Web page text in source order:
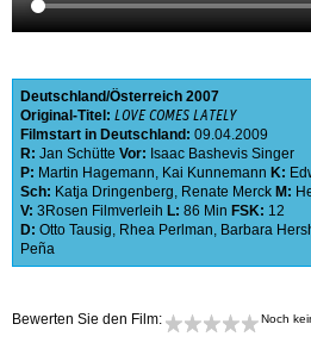
Deutschland Österreich 2007
Original-Titel: LOVE COMES LATELY
Filmstart in Deutschland: 09.04.2009
R: Jan Schütte Vor: Isaac Bashevis Singer
P: Martin Hagemann, Kai Kunnemann K:
Sch: Katja Dringenberg, Renate Merck M:
V: 3Rosen Filmverleih L: 86 Min FSK: 12
D: Otto Tausig, Rhea Perlman, Barbara
Peña
Bewerten Sie den Film: Noch